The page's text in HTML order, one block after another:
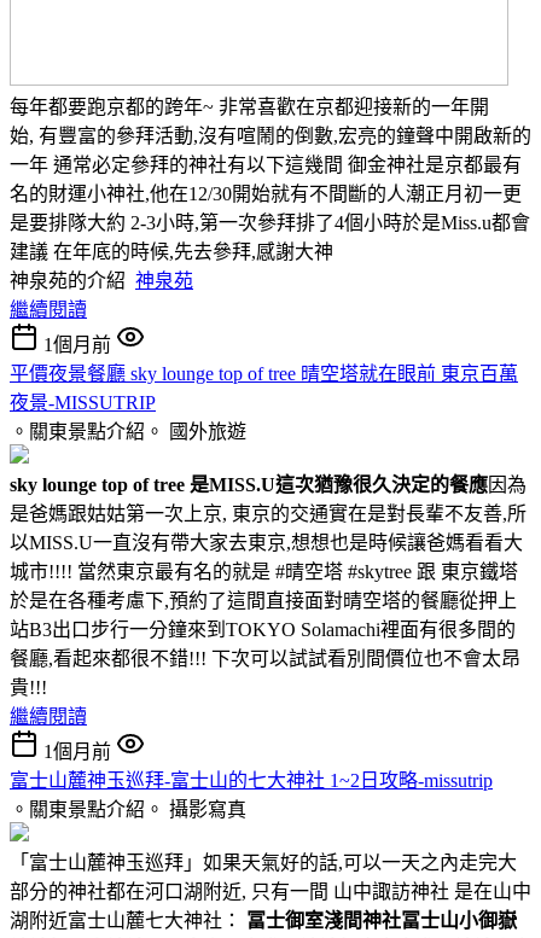
每年都要跑京都的跨年~ 非常喜歡在京都迎接新的一年開
始, 有豐富的參拜活動,沒有喧鬧的倒數,宏亮的鐘聲中開啟新的
一年 通常必定參拜的神社有以下這幾間 御金神社是京都最有
名的財運小神社,他在12/30開始就有不間斷的人潮正月初一更
是要排隊大約 2-3小時,第一次參拜排了4個小時於是Miss.u都會
建議 在年底的時候,先去參拜,感謝大神
神泉苑的介紹 神泉苑
繼續閱讀
1個月前
平價夜景餐廳 sky lounge top of tree 晴空塔就在眼前 東京百萬
夜景-MISSUTRIP
。關東景點介紹。
國外旅遊
sky lounge top of tree 是MISS.U這次猶豫很久決定的餐應因為
是爸媽跟姑姑第一次上京, 東京的交通實在是對長輩不友善,所
以MISS.U一直沒有帶大家去東京,想想也是時候讓爸媽看看大
城市!!!! 當然東京最有名的就是 #晴空塔 #skytree 跟 東京鐵塔
於是在各種考慮下,預約了這間直接面對晴空塔的餐廳從押上
站B3出口步行一分鐘來到TOKYO Solamachi裡面有很多間的
餐廳,看起來都很不錯!!! 下次可以試試看別間價位也不會太昂
貴!!!
繼續閱讀
1個月前
富士山麓神玉巡拜-富士山的七大神社 1~2日攻略-missutrip
。關東景點介紹。 攝影寫真
「富士山麓神玉巡拜」如果天氣好的話,可以一天之內走完大
部分的神社都在河口湖附近, 只有一間 山中諏訪神社 是在山中
湖附近富士山麓七大神社： 冨士御室淺間神社冨士山小御嶽